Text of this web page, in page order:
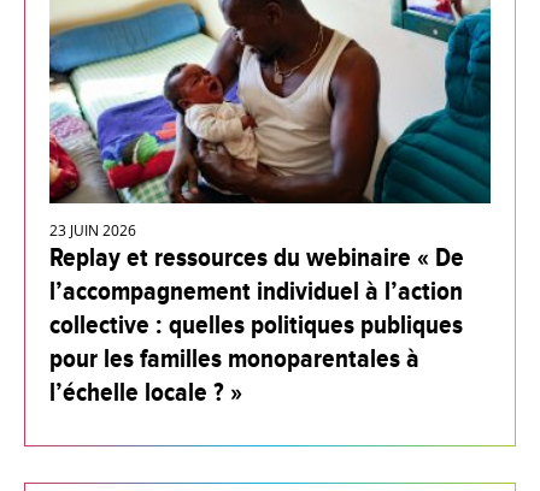
23 JUIN 2026
Replay et ressources du webinaire « De
l’accompagnement individuel à l’action
collective : quelles politiques publiques
pour les familles monoparentales à
l’échelle locale ? »